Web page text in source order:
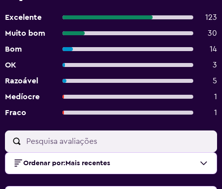
Excelente
123
Muito bom
30
Bom
14
OK
3
Razoável
5
Medíocre
1
Fraco
1
Ordenar por: Mais recentes